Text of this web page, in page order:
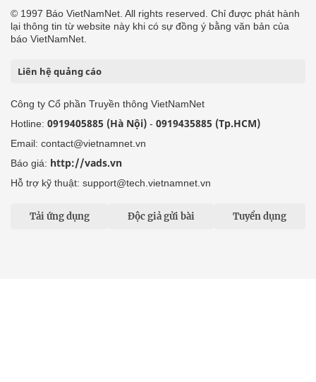
© 1997 Báo VietNamNet. All rights reserved. Chỉ được phát hành
lại thông tin từ website này khi có sự đồng ý bằng văn bản của
báo VietNamNet.
Liên hệ quảng cáo
Công ty Cổ phần Truyền thông VietNamNet
Hotline: 0919405885 (Hà Nội) - 0919435885 (Tp.HCM)
Email: contact@vietnamnet.vn
Báo giá: http://vads.vn
Hỗ trợ kỹ thuật: support@tech.vietnamnet.vn
Tải ứng dụng Độc giả gửi bài Tuyển dụng